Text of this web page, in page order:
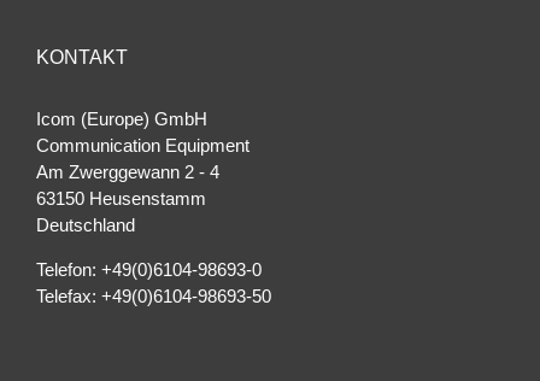
KONTAKT
Icom (Europe) GmbH
Communication Equipment
Am Zwerggewann 2 ‐ 4
63150 Heusenstamm
Deutschland
Telefon: +49(0)6104-98693-0
Telefax: +49(0)6104-98693-50